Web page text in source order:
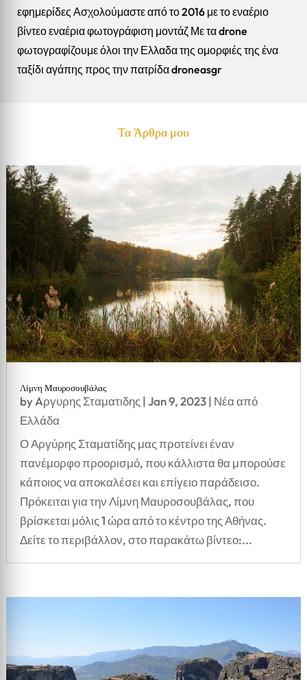
εφημερίδες Ασχολούμαστε από το 2016 με το εναέριο
βίντεο εναέρια φωτογράφιση μοντάζ Με τα drone
φωτογραφίζουμε όλοι την Ελλαδα της ομορφιές της ένα
ταξίδι αγάπης προς την πατρίδα droneasgr
Τα Άρθρα μου
Λίμνη Μαυροσουβάλας
byAργυρης Σταματιδης |Jan 9, 2023| Νέα από
Ελλάδα
Ο Αργύρης Σταματίδης μας προτείνει έναν
πανέμορφο προορισμό, που κάλλιστα θα μπορούσε
κάποιος να αποκαλέσει και επίγειο παράδεισο.
Πρόκειται για την Λίμνη Μαυροσουβάλας, που
βρίσκεται μόλις 1 ώρα από το κέντρο της Αθήνας.
Δείτε το περιβάλλον, στο παρακάτω βίντεο:...